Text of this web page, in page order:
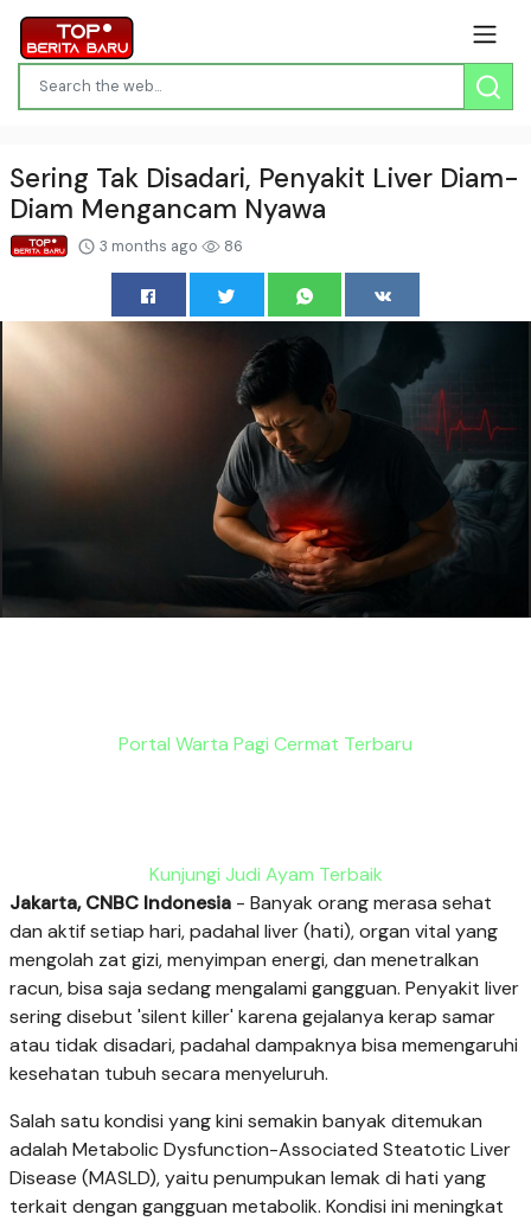
Sering Tak Disadari, Penyakit Liver Diam-
Diam Mengancam Nyawa
3 months ago 86
Portal Warta Pagi Cermat Terbaru
Kunjungi Judi Ayam Terbaik
Jakarta, CNBC Indonesia - Banyak orang merasa sehat
dan aktif setiap hari, padahal liver (hati), organ vital yang
mengolah zat gizi, menyimpan energi, dan menetralkan
racun, bisa saja sedang mengalami gangguan. Penyakit liver
sering disebut 'silent killer' karena gejalanya kerap samar
atau tidak disadari, padahal dampaknya bisa memengaruhi
kesehatan tubuh secara menyeluruh.
Salah satu kondisi yang kini semakin banyak ditemukan
adalah Metabolic Dysfunction-Associated Steatotic Liver
Disease (MASLD), yaitu penumpukan lemak di hati yang
terkait dengan gangguan metabolik. Kondisi ini meningkat